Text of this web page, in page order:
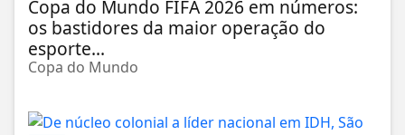
Copa do Mundo FIFA 2026 em números:
os bastidores da maior operação do
esporte...
Copa do Mundo